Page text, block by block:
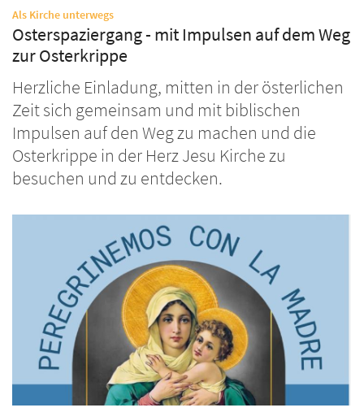
Als Kirche unterwegs:
Osterspaziergang - mit Impulsen auf dem Weg
zur Osterkrippe
Herzliche Einladung, mitten in der österlichen
Zeit sich gemeinsam und mit biblischen
Impulsen auf den Weg zu machen und die
Osterkrippe in der Herz Jesu Kirche zu
besuchen und zu entdecken.